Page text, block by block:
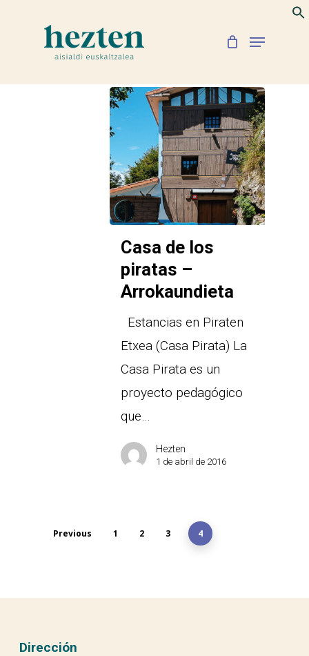
content
Menu
Casa de los
piratas –
Arrokaundieta
Estancias en Piraten
Etxea (Casa Pirata) La
Casa Pirata es un
proyecto pedagógico
que…
Hezten
1 de abril de 2016
Previous 1 2 3 4
Dirección